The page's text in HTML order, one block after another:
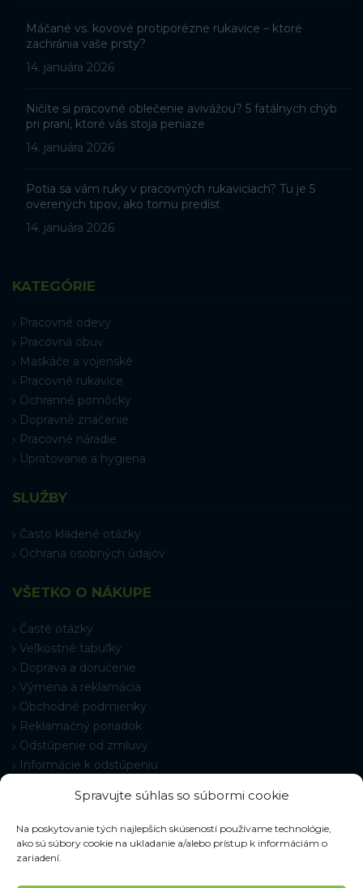
Spravujte súhlas so súbormi cookie
Na poskytovanie tých najlepších skúseností používame technológie,
ako sú súbory cookie na ukladanie a/alebo prístup k informáciám o
zariadení.
Máčané vs. kovové protiporézne rukavice – ktoré
zachránia vaše prsty?
14. januára 2026
Ničíte si pracovné oblečenie avivážou? 5 fatálnych chýb
pri praní, ktoré vás stoja peniaze
14. januára 2026
Potia sa vám ruky v pracovných rukaviciach? Tu je 5
overených tipov, ako tomu predísť
14. januára 2026
KATEGÓRIE
Pracovné odevy
Pracovná obuv
Maskáče a vojenské
Pracovné rukavice
Ochranné pomôcky
Dopravné značenie
Pracovné náradie
Upratovanie a hygiena
SLUŽBY
Často kladené otázky
Ochrana osobných údajov
VŠETKO O NÁKUPE
Časté otázky
Veľkostné tabuľky
Doprava a doručenie
Výmena a reklamácia
Obchodné podmienky
Reklamačný poriadok
Odstúpenie od zmluvy
Informácie k odstúpeniu
Nastavenie cookies